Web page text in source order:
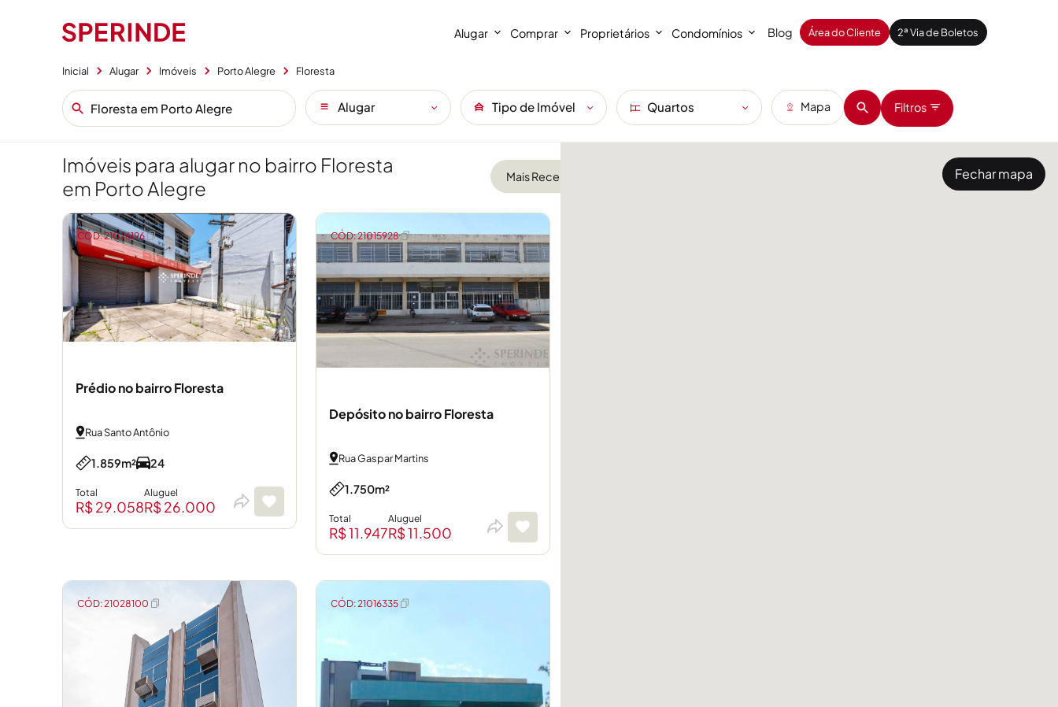
Alugar Comprar Proprietários Condomínios Blog Área do Cliente 2ª Via de Boletos
Inicial Alugar Imóveis Porto Alegre Floresta
Alugar Tipo de Imóvel Quartos Mapa Filtros
Fechar mapa
Imóveis para alugar no bairro Floresta
em Porto Alegre
Prédio no bairro Floresta
Rua Santo Antônio
1.859m² 24
Total
R$ 29.058
Aluguel
R$ 26.000
CÓD: 21026196
Depósito no bairro Floresta
Rua Gaspar Martins
1.750m²
Total
R$ 11.947
Aluguel
R$ 11.500
CÓD: 21015928
CÓD: 21028100 CÓD: 21016335